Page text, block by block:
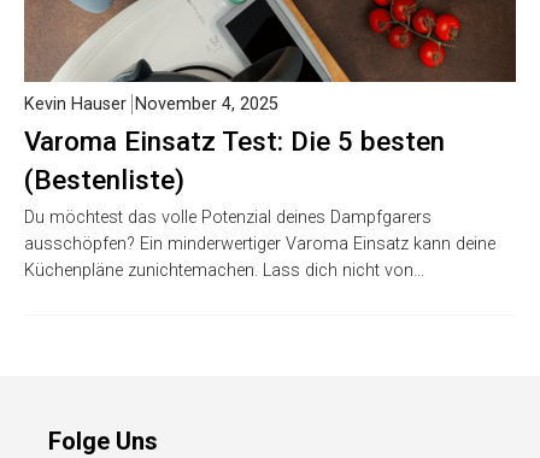
Varoma Einsatz Test: Die 5 besten
(Bestenliste)
Kevin Hauser November 4, 2025
Du möchtest das volle Potenzial deines Dampfgarers
ausschöpfen? Ein minderwertiger Varoma Einsatz kann deine
Küchenpläne zunichtemachen. Lass dich nicht von…
Folge Uns